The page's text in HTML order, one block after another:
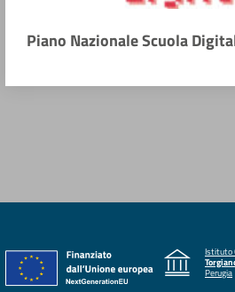
Piano Nazionale Scuola
Istituto
Perugia